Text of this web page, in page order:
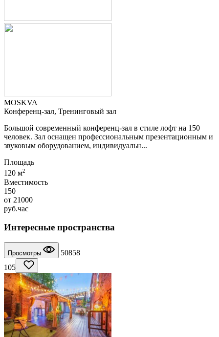
MOSKVA
Конференц-зал, Тренинговый зал
Большой современный конференц-зал в стиле лофт на 150
человек. Зал оснащен профессиональным презентационным и
звуковым оборудованием, индивидуальн...
Площадь
120 м2
Вместимость
150
от 21000
руб.час
Интересные пространства
Просмотры
50858
105